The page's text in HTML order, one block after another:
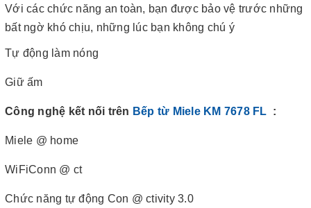
Với các chức năng an toàn, bạn được bảo vệ trước những
bất ngờ khó chịu, những lúc bạn không chú ý
Tự động làm nóng
Giữ ấm
Công nghệ kết nối trên Bếp từ Miele KM 7678 FL :
Miele @ home
WiFiConn @ ct
Chức năng tự động Con @ ctivity 3.0